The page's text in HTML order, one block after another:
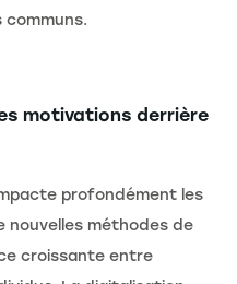
motivations derrière
profondément les
nouvelles méthodes de
croissante entre